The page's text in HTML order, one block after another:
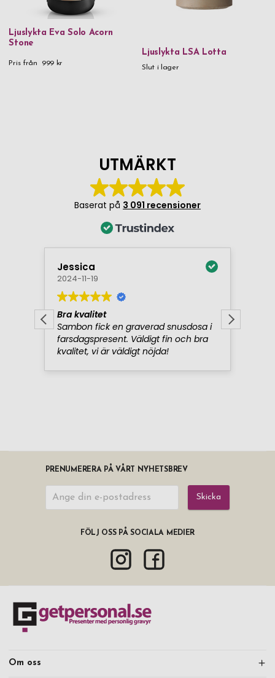
Ljuslykta Eva Solo Acorn
Stone
Pris från 999 kr
Ljuslykta LSA Lotta
Slut i lager
PRENUMERERA PÅ VÅRT NYHETSBREV
Skicka
FÖLJ OSS PÅ SOCIALA MEDIER
Om oss